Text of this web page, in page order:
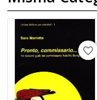
favorite_border